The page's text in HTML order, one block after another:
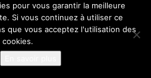
Musique nature
sortie surnaturel
pour vous garantir la meilleure
Si vous continuez à utiliser ce
que vous acceptez l'utilisation des
cookies.